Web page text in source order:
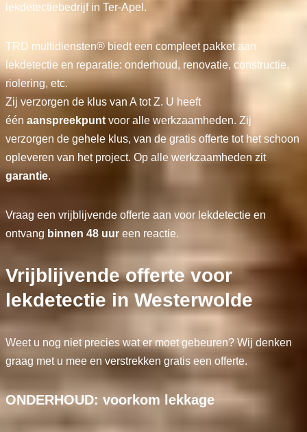
lekdetectiebedrijf in Ter-Apel.
TRD multidiensten® biedt een compleet pakket aan
lekdetectie en reparatie: onderhoud, renovatie, constructie,
riolering, etc.
Zij verzorgen de klus van A tot Z. U heeft
één aanspreekpuntvoor alle werkzaamheden. Zij
verzorgen de gehele klus, van de gratis offerte tot het schoon
opleveren van het project. Op alle werkzaamheden zit
garantie.
Vraag een vrijblijvende offerte aan voor lekdetectie en
ontvang binnen 48 uureen reactie.
Vrijblijvende offerte voor
lekdetectie in Westerwolde
Weet u nog niet precies wat er moet gebeuren? Wij denken
graag met u mee en verstrekken gratis een offerte.
ONDERHOUD: voorkom lekkage